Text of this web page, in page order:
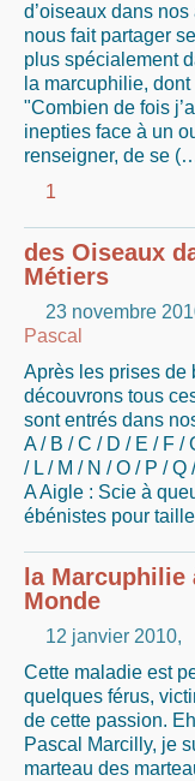
d’oiseaux dans nos
nous fait partager
plus spécialement
la marcuphilie,
"Combien de fois
inepties face à un
renseigner, de se
1
des Oiseaux
Métiers
23 novembre
Pascal
Après les prises de
découvrons tous
sont entrés dans
A / B / C / D / E / F /
/ L / M / N / O / P /
A Aigle : Scie à
ébénistes pour
la
Monde
12 janvier 2010,
Cette maladie est
quelques férus,
de cette passion.
Pascal Marcilly, je
marteau des